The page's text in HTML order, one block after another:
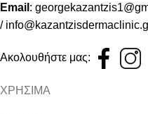
Email :
/
Ακολουθήστε μας:
ΧΡΗΣΙΜΑ